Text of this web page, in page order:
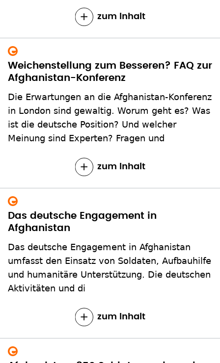
zum Inhalt
Weichenstellung zum Besseren? FAQ zur
Afghanistan-Konferenz
Die Erwartungen an die Afghanistan-Konferenz
in London sind gewaltig. Worum geht es? Was
ist die deutsche Position? Und welcher
Meinung sind Experten? Fragen und
zum Inhalt
Das deutsche Engagement in
Afghanistan
Das deutsche Engagement in Afghanistan
umfasst den Einsatz von Soldaten, Aufbauhilfe
und humanitäre Unterstützung. Die deutschen
Aktivitäten und di
zum Inhalt